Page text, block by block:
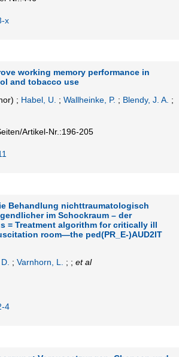
x
working memory performance in
and tobacco use
; Habel, U. ; Wallheinke, P. ; Blendy, J. A. ;
Artikel-Nr.:196-205
Behandlung nichttraumatologisch
im Schockraum – der
= Treatment algorithm for critically ill
room—the ped(PR_E‑)AUD2IT
; Varnhorn, L. ; ; et al
4